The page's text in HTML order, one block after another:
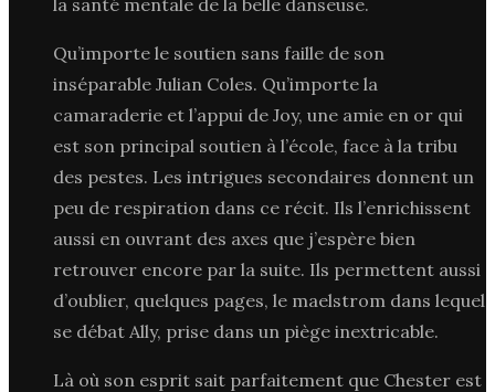
Qu’importe le soutien sans faille de son
inséparable Julian Coles. Qu’importe la
camaraderie et l’appui de Joy, une amie en or qui
est son principal soutien à l’école, face à la tribu
des pestes. Les intrigues secondaires donnent un
peu de respiration dans ce récit. Ils l’enrichissent
aussi en ouvrant des axes que j’espère bien
retrouver encore par la suite. Ils permettent aussi
d’oublier, quelques pages, le maelstrom dans lequel
se débat Ally, prise dans un piège inextricable.
Là où son esprit sait parfaitement que Chester est